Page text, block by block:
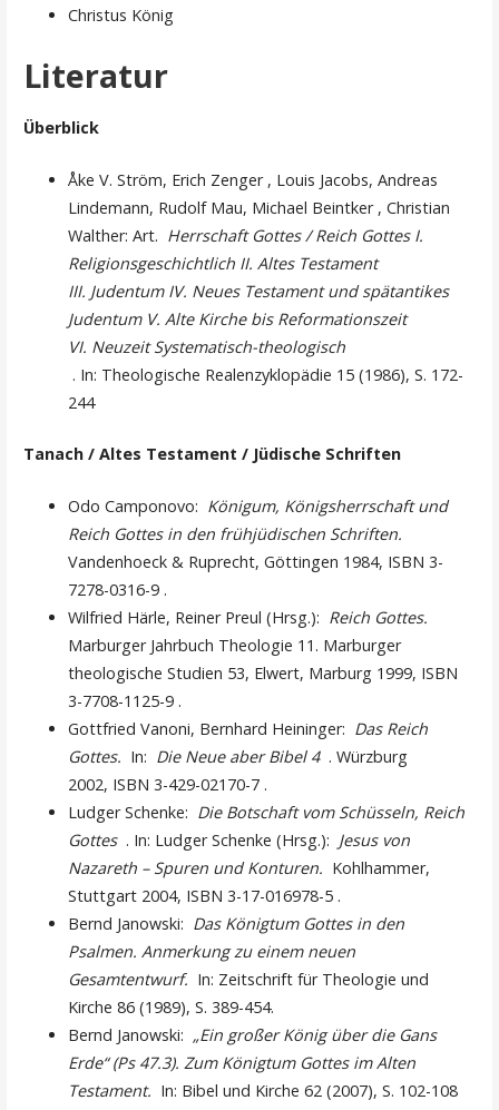
Christus König
Literatur
Überblick
Åke V. Ström, Erich Zenger , Louis Jacobs, Andreas
Lindemann, Rudolf Mau, Michael Beintker , Christian
Walther: Art. Herrschaft Gottes / Reich Gottes I.
Religionsgeschichtlich II. Altes Testament
III. Judentum IV. Neues Testament und spätantikes
Judentum V. Alte Kirche bis Reformationszeit
VI. Neuzeit Systematisch-theologisch
. In: Theologische Realenzyklopädie 15 (1986), S. 172-
244
Tanach / Altes Testament / Jüdische Schriften
Odo Camponovo: Königum, Königsherrschaft und
Reich Gottes in den frühjüdischen Schriften.
Vandenhoeck & Ruprecht, Göttingen 1984, ISBN 3-
7278-0316-9 .
Wilfried Härle, Reiner Preul (Hrsg.): Reich Gottes.
Marburger Jahrbuch Theologie 11. Marburger
theologische Studien 53, Elwert, Marburg 1999, ISBN
3-7708-1125-9 .
Gottfried Vanoni, Bernhard Heininger: Das Reich
Gottes. In: Die Neue aber Bibel 4 . Würzburg
2002, ISBN 3-429-02170-7 .
Ludger Schenke: Die Botschaft vom Schüsseln, Reich
Gottes . In: Ludger Schenke (Hrsg.): Jesus von
Nazareth – Spuren und Konturen. Kohlhammer,
Stuttgart 2004, ISBN 3-17-016978-5 .
Bernd Janowski: Das Königtum Gottes in den
Psalmen. Anmerkung zu einem neuen
Gesamtentwurf. In: Zeitschrift für Theologie und
Kirche 86 (1989), S. 389-454.
Bernd Janowski: „Ein großer König über die Gans
Erde“ (Ps 47.3). Zum Königtum Gottes im Alten
Testament. In: Bibel und Kirche 62 (2007), S. 102-108